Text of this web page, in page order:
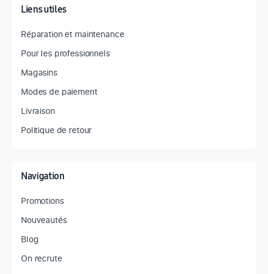
Liens utiles
Réparation et maintenance
Pour les professionnels
Magasins
Modes de paiement
Livraison
Politique de retour
Navigation
Promotions
Nouveautés
Blog
On recrute